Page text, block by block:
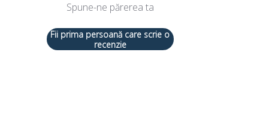
Spune-ne părerea ta
Fii prima persoană care scrie o
recenzie